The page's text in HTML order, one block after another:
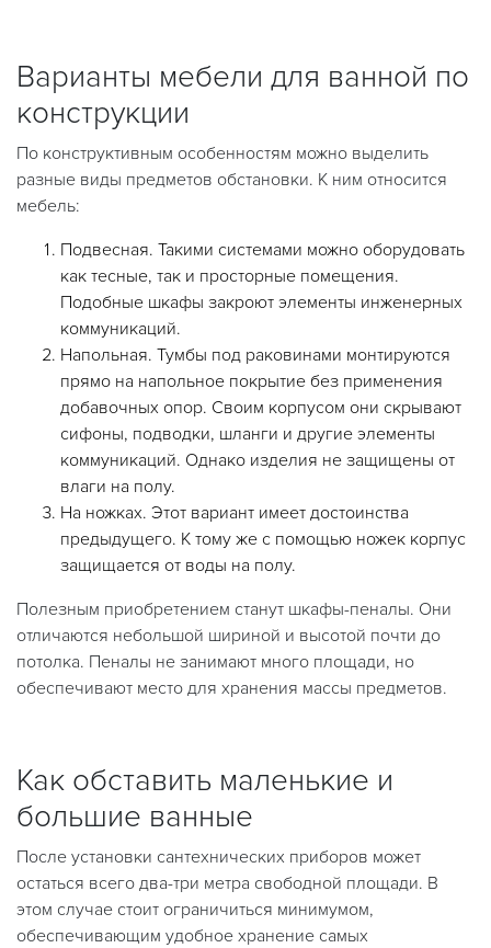
Варианты мебели для ванной по
конструкции
По конструктивным особенностям можно выделить
разные виды предметов обстановки. К ним относится
мебель:
Подвесная. Такими системами можно оборудовать
как тесные, так и просторные помещения.
Подобные шкафы закроют элементы инженерных
коммуникаций.
Напольная. Тумбы под раковинами монтируются
прямо на напольное покрытие без применения
добавочных опор. Своим корпусом они скрывают
сифоны, подводки, шланги и другие элементы
коммуникаций. Однако изделия не защищены от
влаги на полу.
На ножках. Этот вариант имеет достоинства
предыдущего. К тому же с помощью ножек корпус
защищается от воды на полу.
Полезным приобретением станут шкафы-пеналы. Они
отличаются небольшой шириной и высотой почти до
потолка. Пеналы не занимают много площади, но
обеспечивают место для хранения массы предметов.
Как обставить маленькие и
большие ванные
После установки сантехнических приборов может
остаться всего два-три метра свободной площади. В
этом случае стоит ограничиться минимумом,
обеспечивающим удобное хранение самых